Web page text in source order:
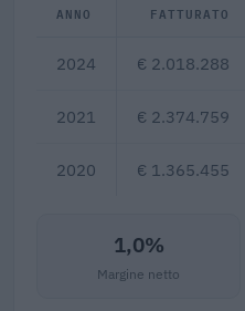
ANNO FATTURATO
2024 € 2.018.288
2021 € 2.374.759
2020 € 1.365.455
1,0%
Margine netto